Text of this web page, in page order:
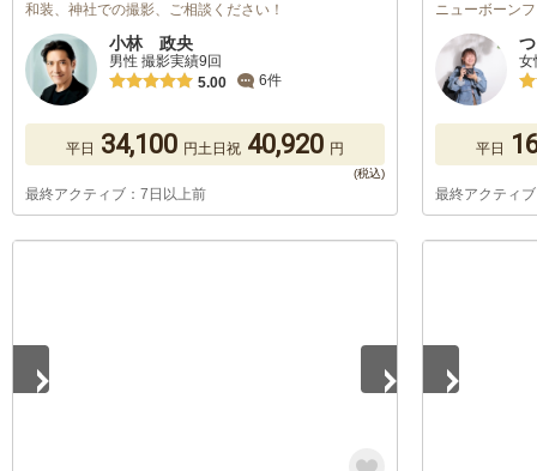
和装、神社での撮影、ご相談ください！
小林 政央
男性 撮影実績9回
5.00
6件
平日 34,100 円土日祝 40,920 円
最終アクティブ：7日以上前
ニューボーン
女
平日
最終アクティ